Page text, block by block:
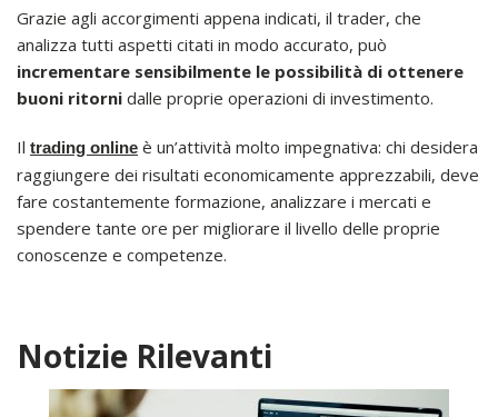
Grazie agli accorgimenti appena indicati, il trader, che
analizza tutti aspetti citati in modo accurato, può
incrementare sensibilmente le possibilità di ottenere
buoni ritorni dalle proprie operazioni di investimento.
Il trading online è un’attività molto impegnativa: chi desidera
raggiungere dei risultati economicamente apprezzabili, deve
fare costantemente formazione, analizzare i mercati e
spendere tante ore per migliorare il livello delle proprie
conoscenze e competenze.
Notizie Rilevanti